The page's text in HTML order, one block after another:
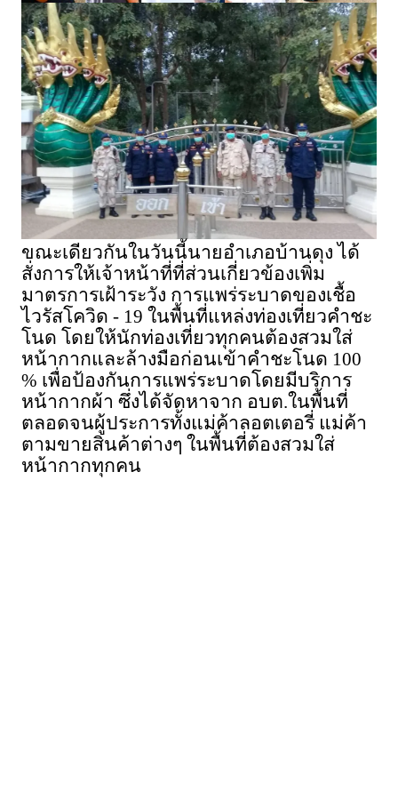
ขณะเดียวกันในวันนี้นายอำเภอบ้านดุง ได้
สั่งการให้เจ้าหน้าที่ที่ส่วนเกี่ยวข้องเพิ่ม
มาตรการเฝ้าระวัง การแพร่ระบาดของเชื้อ
ไวรัสโควิด - 19 ในพื้นที่แหล่งท่องเที่ยวคำชะ
โนด โดยให้นักท่องเที่ยวทุกคนต้องสวมใส่
หน้ากากและล้างมือก่อนเข้าคำชะโนด 100
% เพื่อป้องกันการแพร่ระบาดโดยมีบริการ
หน้ากากผ้า ซึ่งได้จัดหาจาก อบต.ในพื้นที่
ตลอดจนผู้ประการทั้งแม่ค้าลอตเตอรี่ แม่ค้า
ตามขายสินค้าต่างๆ ในพื้นที่ต้องสวมใส่
หน้ากากทุกคน